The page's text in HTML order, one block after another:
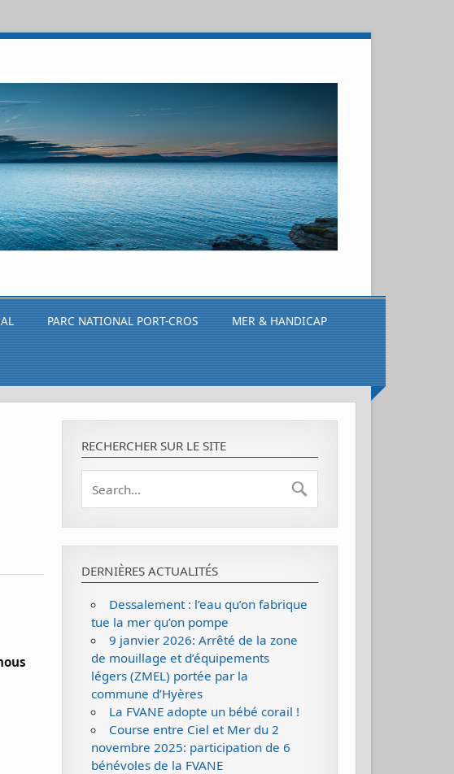
PARC NATIONAL PORT-CROS MER & HANDICAP
RECHERCHER SUR LE SITE
DERNIÈRES ACTUALITÉS
Dessalement : l’eau qu’on fabrique
tue la mer qu’on pompe
9 janvier 2026: Arrêté de la zone
de mouillage et d’équipements
légers (ZMEL) portée par la
commune d’Hyères
La FVANE adopte un bébé corail !
Course entre Ciel et Mer du 2
novembre 2025: participation de 6
bénévoles de la FVANE